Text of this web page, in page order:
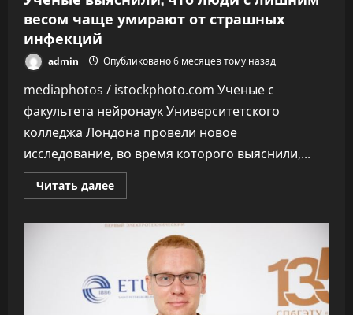
весом чаще умирают от страшных
инфекций
admin Опубликовано 6 месяцев тому назад
mediaphotos / istockphoto.com Ученые с
факультета нейронаук Университетского
колледжа Лондона провели новое
исследование, во время которого выяснили,...
Читать далееПрочитать
больше
выяснили,
лишним
весом
чаще
умирают